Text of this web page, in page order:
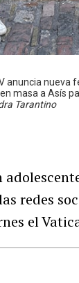
anuncia nueva
masa a Asís
Tarantino
redes
el